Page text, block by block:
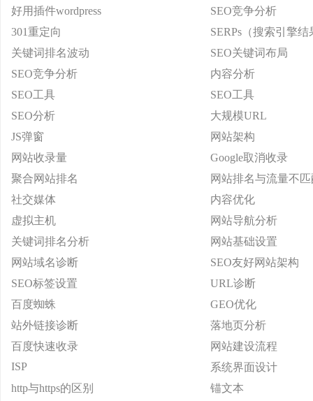
好用插件wordpress
SEO竞争分析
301重定向
SERPs（搜索引擎结
关键词排名波动
SEO关键词布局
SEO竞争分析
内容分析
SEO工具
SEO工具
SEO分析
大规模URL
JS弹窗
网站架构
网站收录量
Google取消收录
聚合网站排名
网站排名与流量不匹
社交媒体
内容优化
虚拟主机
网站导航分析
关键词排名分析
网站基础设置
网站域名诊断
SEO友好网站架构
SEO标签设置
URL诊断
百度蜘蛛
GEO优化
站外链接诊断
落地页分析
百度快速收录
网站建设流程
ISP
系统界面设计
http与https的区别
锚文本